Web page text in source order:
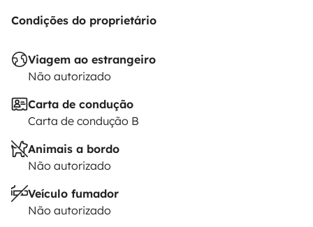
Condições do proprietário
Viagem ao estrangeiro
Não autorizado
Carta de condução
Carta de condução B
Animais a bordo
Não autorizado
Veículo fumador
Não autorizado